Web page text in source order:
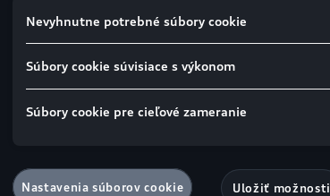
Nevyhnutne potrebné súbory cookie
Súbory cookie súvisiace s výkonom
Súbory cookie pre cieľové zameranie
Nastavenia súborov cookie Uložiť možnosti